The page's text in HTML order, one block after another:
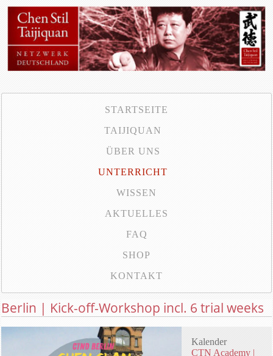
STARTSEITE
TAIJIQUAN
ÜBER UNS
UNTERRICHT
WISSEN
AKTUELLES
FAQ
SHOP
KONTAKT
Berlin | Kick-off-Workshop incl. 6 trial weeks
Kalender
CTN Academy |